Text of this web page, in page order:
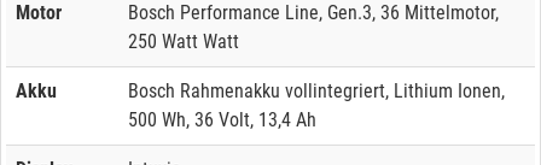
Motor
Bosch Performance Line, Gen.3, 36 Mittelmotor,
250 Watt Watt
Akku
Bosch Rahmenakku vollintegriert, Lithium Ionen,
500 Wh, 36 Volt, 13,4 Ah